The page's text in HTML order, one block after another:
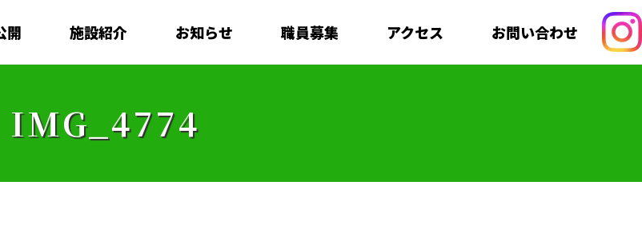
開 施設紹介 お知らせ 職員募集 アクセス お問い合わせ
IMG_4774